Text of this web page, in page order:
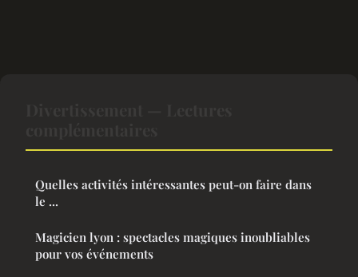
Quelles activités intéressantes peut-on faire dans
le ...
Magicien lyon : spectacles magiques inoubliables
pour vos événements